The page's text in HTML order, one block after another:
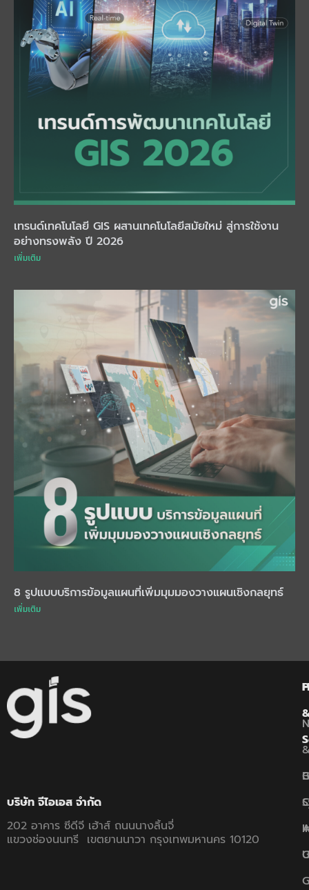
เทรนด์เทคโนโลยี GIS ผสานเทคโนโลยีสมัยใหม่ สู่การใช้งาน
อย่างทรงพลัง ปี 2026
เพิ่มเติม
8 รูปแบบบริการข้อมูลแผนที่เพิ่มมุมมองวางแผนเชิงกลยุทธ์
เพิ่มเติม
บริษัท จีไอเอส จำกัด
202 อาคาร ซีดีจี เฮ้าส์ ถนนนางลิ้นจี่
แขวงช่องนนทรี เขตยานนาวา กรุงเทพมหานคร 10120